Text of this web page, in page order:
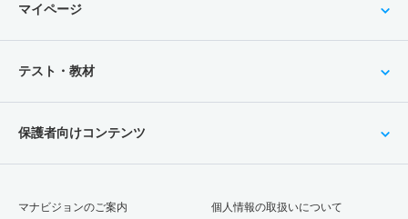
マイページ
テスト・教材
保護者向けコンテンツ
マナビジョンのご案内 個人情報の取扱いについて